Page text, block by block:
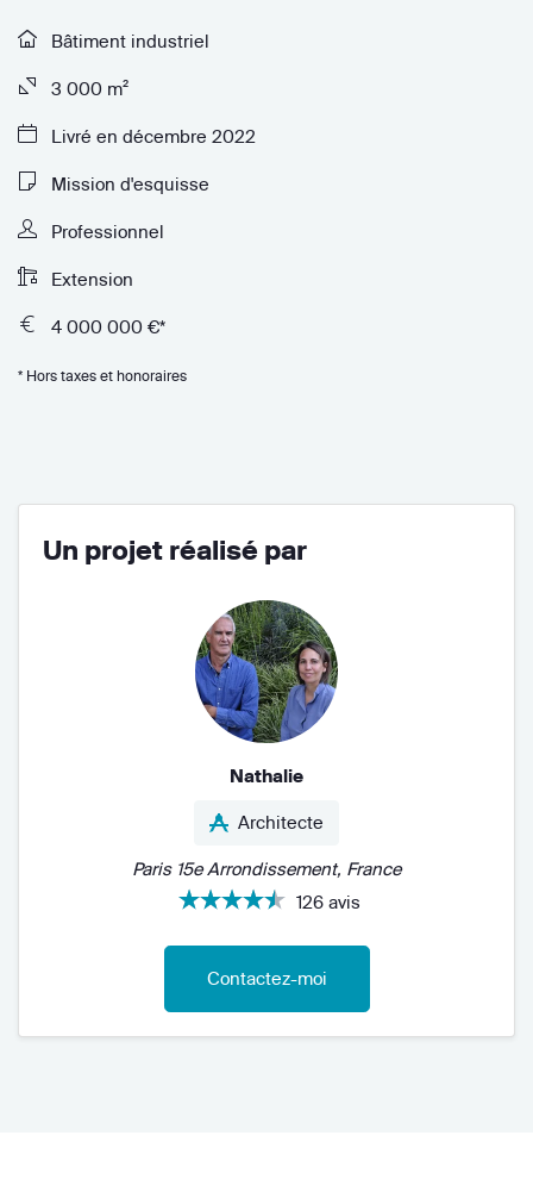
Bâtiment industriel
3 000 m²
Livré en décembre 2022
Mission d'esquisse
Professionnel
Extension
4 000 000 €*
* Hors taxes et honoraires
Un projet réalisé par
Nathalie
Architecte
Paris 15e Arrondissement, France
126 avis
Contactez-moi